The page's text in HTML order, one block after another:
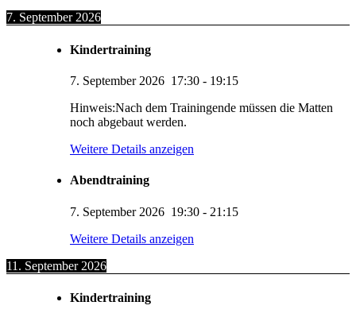
7. September 2026
Kindertraining
7. September 2026 17:30 - 19:15
Hinweis:Nach dem Trainingende müssen die Matten
noch abgebaut werden.
Weitere Details anzeigen
Abendtraining
7. September 2026 19:30 - 21:15
Weitere Details anzeigen
11. September 2026
Kindertraining